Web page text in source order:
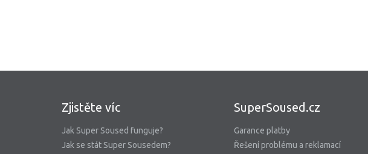
Zjistěte víc
Jak Super Soused funguje?
Jak se stát Super Sousedem?
SuperSoused.cz
Garance platby
Řešení problému a reklamací